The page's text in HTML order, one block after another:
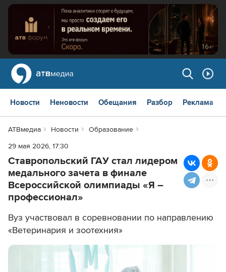
Новости Неновости Обещания Разбор Реклама
АТВмедиа Новости
Образование
29 мая 2026, 17:30
Ставропольский ГАУ стал лидером
медального зачета в финале
Всероссийской олимпиады «Я –
профессионал»
Вуз участвовал в соревновании по направлению
«Ветеринария и зоотехния»